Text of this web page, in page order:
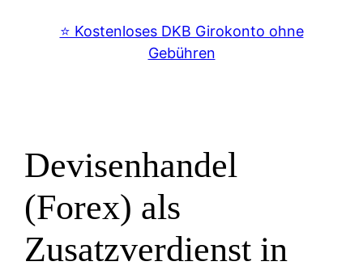
⭐️ Kostenloses DKB Girokonto ohne
Gebühren
Devisenhandel
(Forex) als
Zusatzverdienst in